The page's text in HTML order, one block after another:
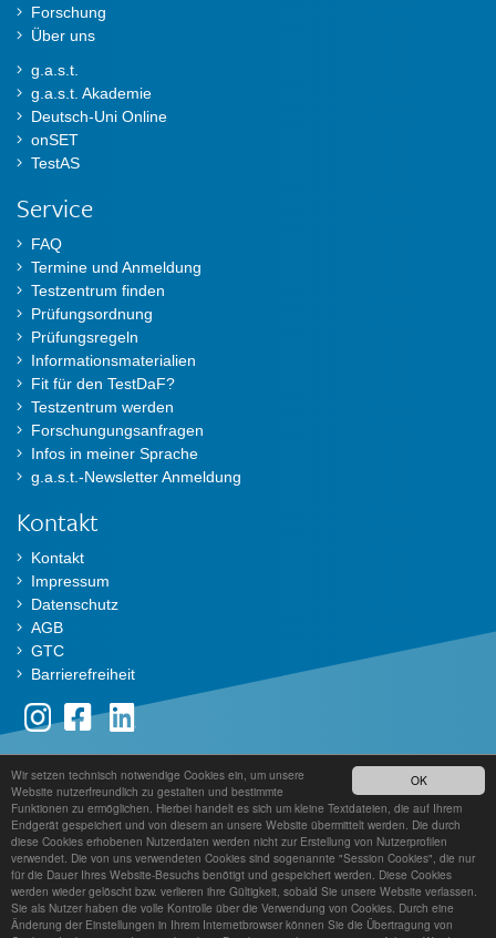
OK
Wir setzen technisch notwendige Cookies ein, um unsere
Website nutzerfreundlich zu gestalten und bestimmte
Funktionen zu ermöglichen. Hierbei handelt es sich um kleine Textdateien, die auf Ihrem
Endgerät gespeichert und von diesem an unsere Website übermittelt werden. Die durch
diese Cookies erhobenen Nutzerdaten werden nicht zur Erstellung von Nutzerprofilen
verwendet. Die von uns verwendeten Cookies sind sogenannte "Session Cookies", die nur
für die Dauer Ihres Website-Besuchs benötigt und gespeichert werden. Diese Cookies
werden wieder gelöscht bzw. verlieren ihre Gültigkeit, sobald Sie unsere Website verlassen.
Sie als Nutzer haben die volle Kontrolle über die Verwendung von Cookies. Durch eine
Änderung der Einstellungen in Ihrem Internetbrowser können Sie die Übertragung von
Forschung
Über uns
g.a.s.t.
g.a.s.t. Akademie
Deutsch-Uni Online
onSET
TestAS
Service
FAQ
Termine und Anmeldung
Testzentrum finden
Prüfungsordnung
Prüfungsregeln
Informationsmaterialien
Fit für den TestDaF?
Testzentrum werden
Forschungungsanfragen
Infos in meiner Sprache
g.a.s.t.-Newsletter Anmeldung
Kontakt
Kontakt
Impressum
Datenschutz
AGB
GTC
Barrierefreiheit
Der TestDaF ist ein Angebot von